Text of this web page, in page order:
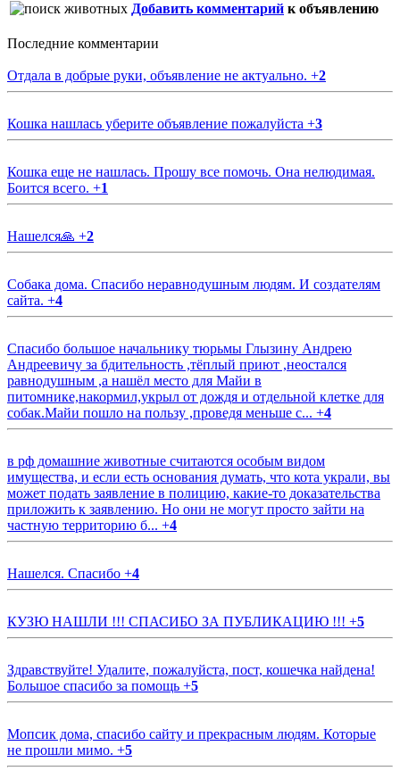
Добавить комментарий к объявлению
Последние комментарии
Отдала в добрые руки, объявление не актуально. +2
Кошка нашлась уберите объявление пожалуйста +3
Кошка еще не нашлась. Прошу все помочь. Она нелюдимая.
Боится всего. +1
Нашелся🙏 +2
Собака дома. Спасибо неравнодушным людям. И создателям
сайта. +4
Спасибо большое начальнику тюрьмы Глызину Андрею
Андреевичу за бдительность ,тёплый приют ,неостался
равнодушным ,а нашёл место для Майи в
питомнике,накормил,укрыл от дождя и отдельной клетке для
собак.Майи пошло на пользу ,проведя меньше с... +4
в рф домашние животные считаются особым видом
имущества, и если есть основания думать, что кота украли, вы
может подать заявление в полицию, какие-то доказательства
приложить к заявлению. Но они не могут просто зайти на
частную территорию б... +4
Нашелся. Спасибо +4
КУЗЮ НАШЛИ !!! СПАСИБО ЗА ПУБЛИКАЦИЮ !!! +5
Здравствуйте! Удалите, пожалуйста, пост, кошечка найдена!
Большое спасибо за помощь +5
Мопсик дома, спасибо сайту и прекрасным людям. Которые
не прошли мимо. +5